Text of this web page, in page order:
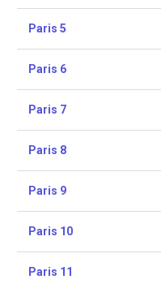
Paris 5
Paris 6
Paris 7
Paris 8
Paris 9
Paris 10
Paris 11